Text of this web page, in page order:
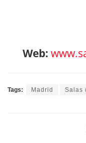
Web:
Tags: Madrid Salas